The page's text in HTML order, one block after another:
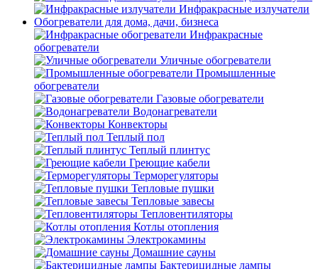
Инфракрасные излучатели
Обогреватели для дома, дачи, бизнеса
Инфракрасные
обогреватели
Уличные обогреватели
Промышленные
обогреватели
Газовые обогреватели
Водонагреватели
Конвекторы
Теплый пол
Теплый плинтус
Греющие кабели
Терморегуляторы
Тепловые пушки
Тепловые завесы
Тепловентиляторы
Котлы отопления
Электрокамины
Домашние сауны
Бактерицидные лампы